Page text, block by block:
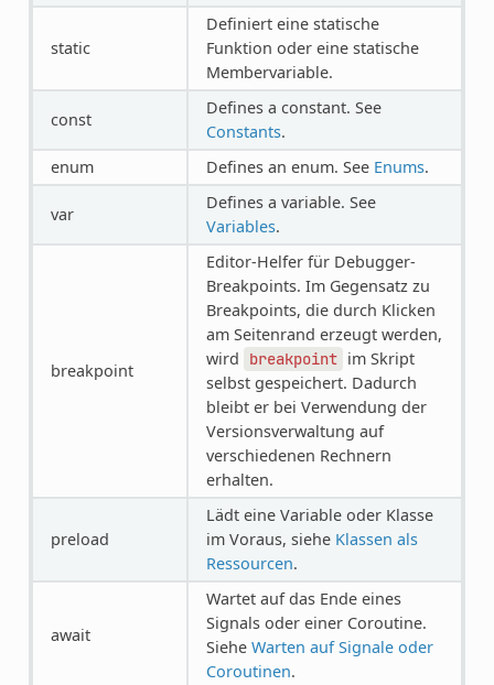
static
Definiert eine statische
Funktion oder eine statische
Membervariable.
const
Defines a constant. See
Constants.
enum
Defines an enum. See Enums.
var
Defines a variable. See
Variables.
breakpoint
Editor-Helfer für Debugger-
Breakpoints. Im Gegensatz zu
Breakpoints, die durch Klicken
am Seitenrand erzeugt werden,
wird
breakpoint im Skript
selbst gespeichert. Dadurch
bleibt er bei Verwendung der
Versionsverwaltung auf
verschiedenen Rechnern
erhalten.
preload
Lädt eine Variable oder Klasse
im Voraus, siehe Klassen als
Ressourcen.
await
Wartet auf das Ende eines
Signals oder einer Coroutine.
Siehe Warten auf Signale oder
Coroutinen.